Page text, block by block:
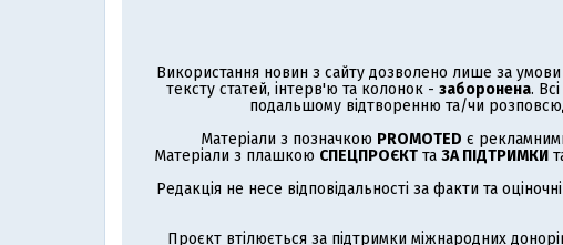
Використання новин з сайту дозволено лише за
тексту статей, інтерв'ю та колонок - заборонена.
подальшому відтворенню та/чи
Матеріали з позначкою PROMOTED є
Матеріали з плашкою СПЕЦПРОЄКТта ЗА ПІДТРИМКИ
Редакція не несе відповідальності за факти та
Проєкт втілюється за підтримки міжнародних